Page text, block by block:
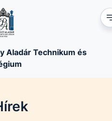
Aladár Technikum és